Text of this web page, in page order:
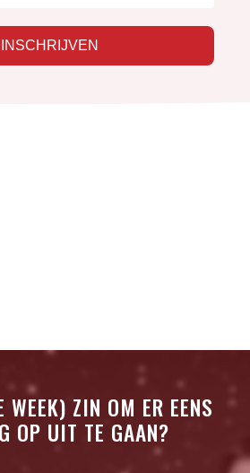
INSCHRIJVEN
WEEK) ZIN OM ER EENS
OP UIT TE GAAN?